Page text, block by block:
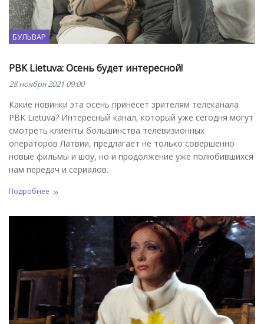
БУЛЬВАР
PBK Lietuva: Осень будет интересной!
28 ноября 2021 09:00
Какие новинки эта осень принесет зрителям телеканала
PBK Lietuva? Интересный канал, который уже сегодня могут
смотреть клиенты большинства телевизионных
операторов Латвии, предлагает не только совершенно
новые фильмы и шоу, но и продолжение уже полюбившихся
нам передач и сериалов.
Подробнее